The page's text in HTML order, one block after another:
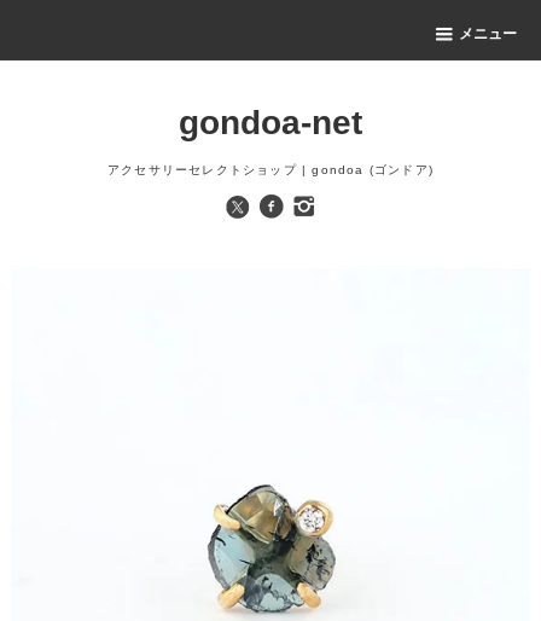
メニュー
gondoa-net
アクセサリーセレクトショップ | gondoa (ゴンドア)